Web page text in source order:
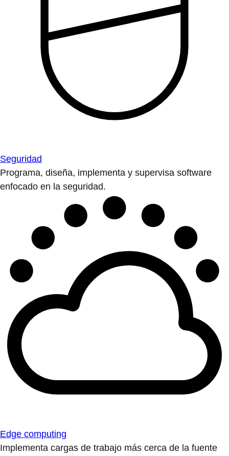
Seguridad
Programa, diseña, implementa y supervisa software
enfocado en la seguridad.
Edge computing
Implementa cargas de trabajo más cerca de la fuente